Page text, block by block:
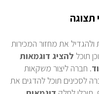
תצוגה
ולהגדיל את מחזור המכירות
תוכל להציג דוגמאות
. חברה ליצור משקאות
לסכינים תוכל להדגים את